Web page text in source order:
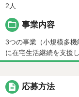
2人
folder_open 事業内容
3つの事業（小規模多
に在宅生活継続を支援
description 応募方法